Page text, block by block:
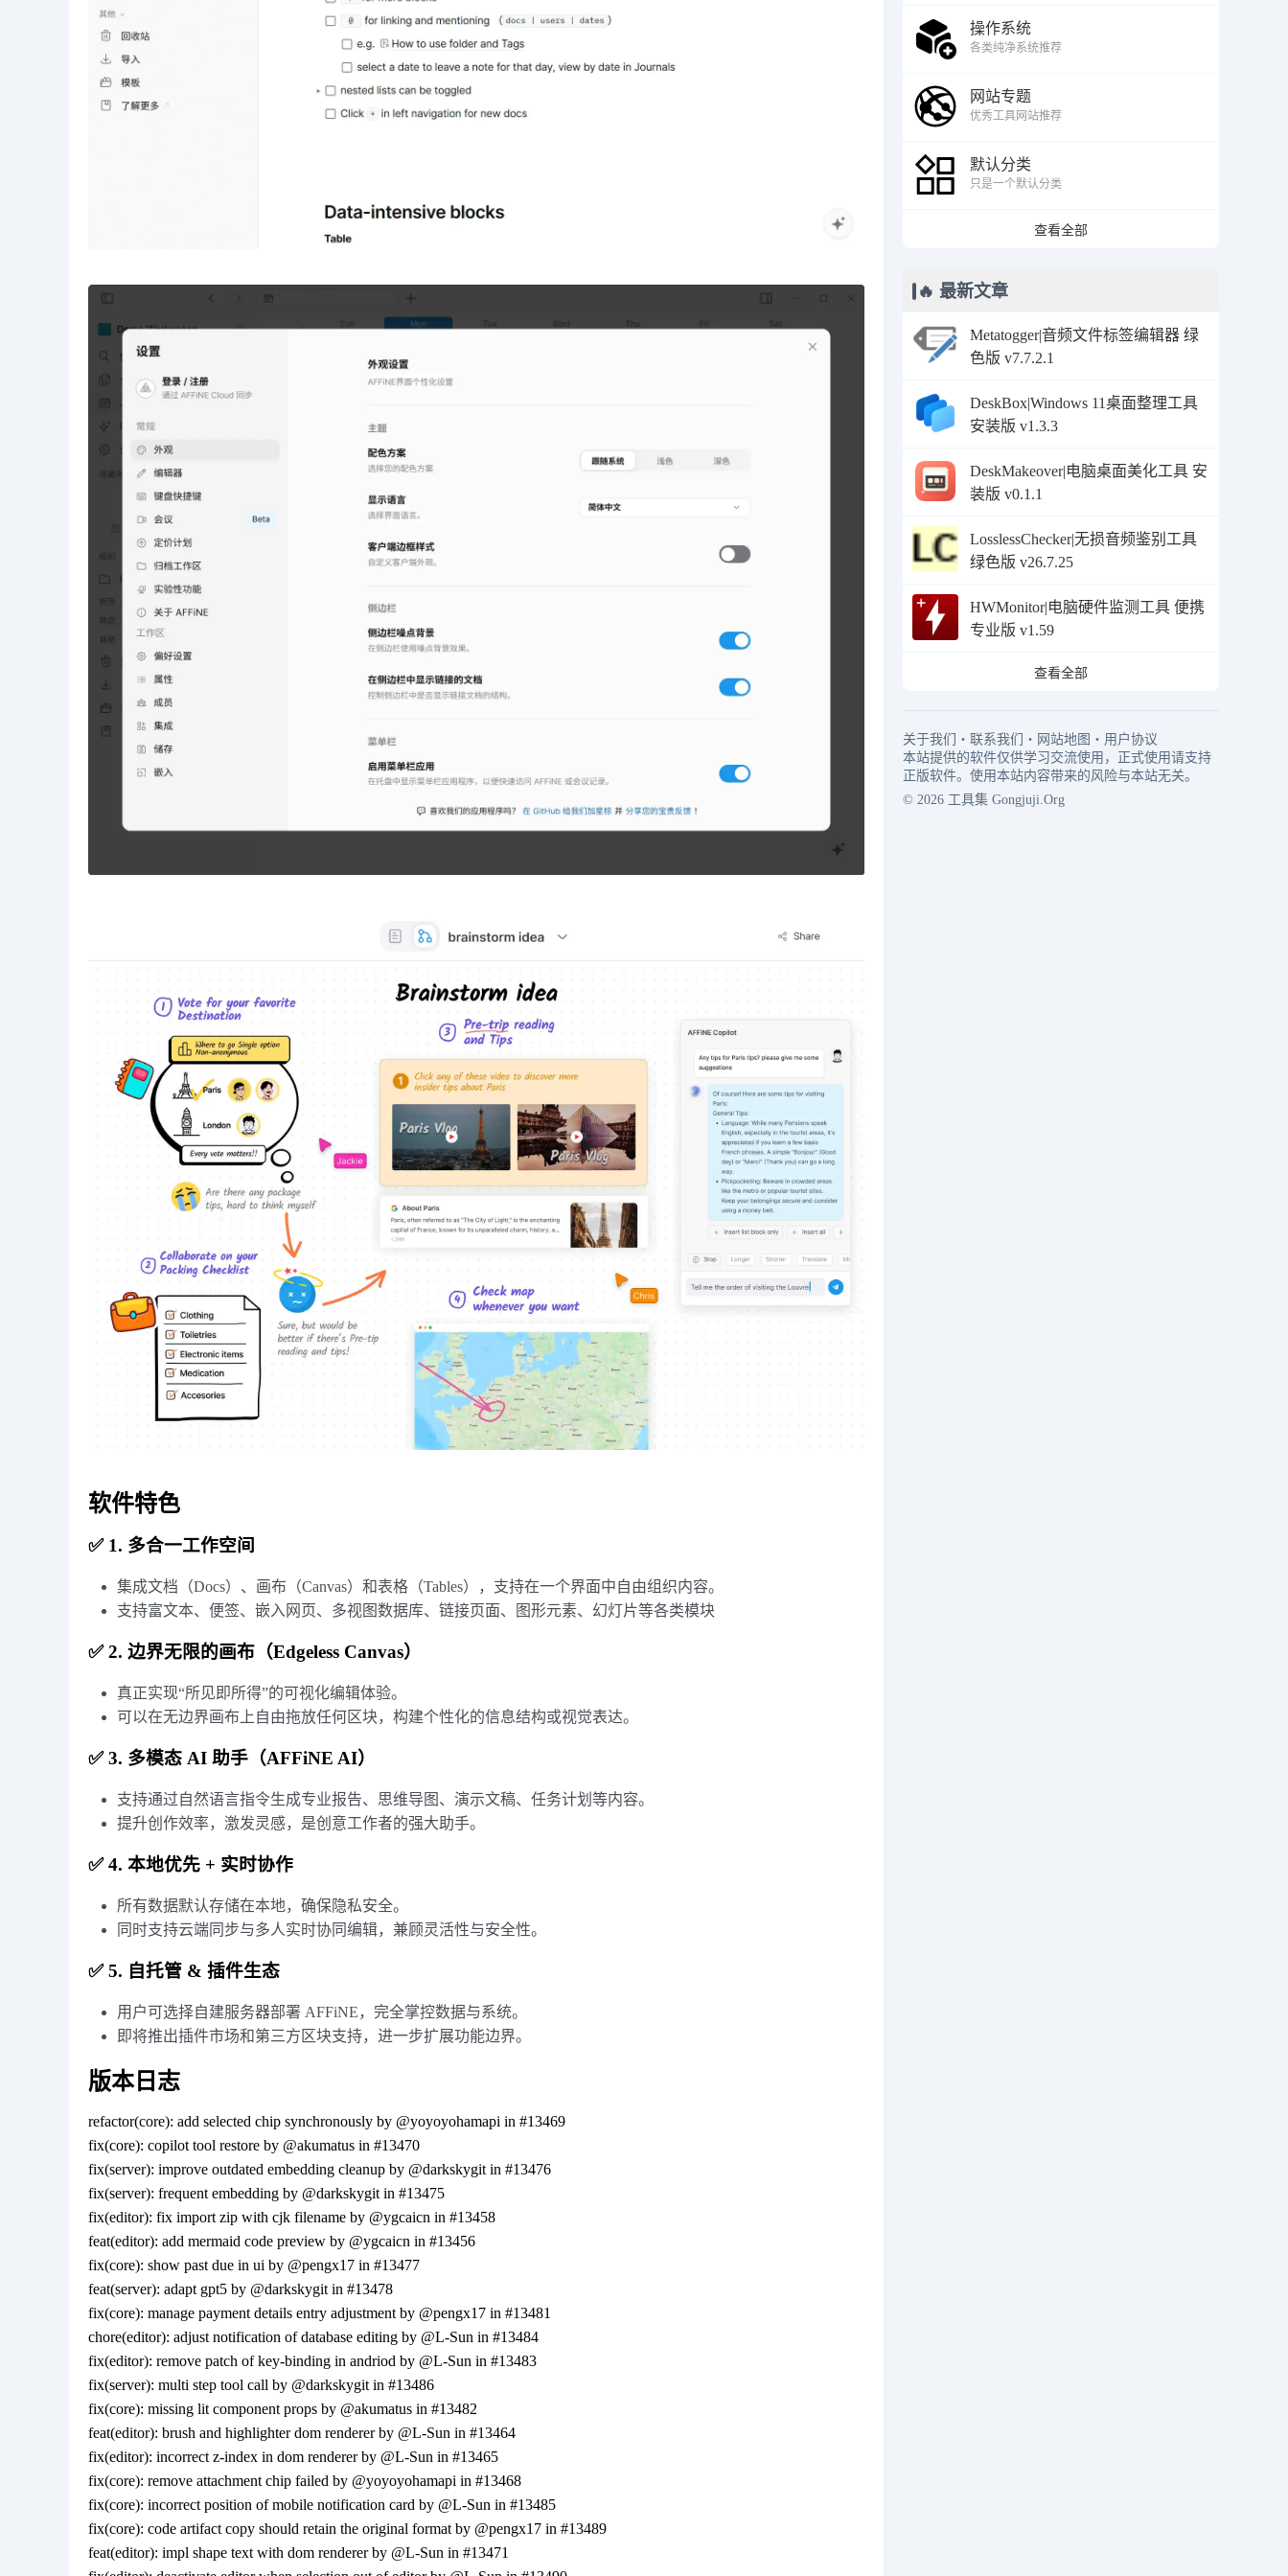
软件特色
✅ 1. 多合一工作空间
集成文档（Docs）、画布（Canvas）和表格（Tables），支持在一个界面中自由组织内容。
支持富文本、便签、嵌入网页、多视图数据库、链接页面、图形元素、幻灯片等各类模块
✅ 2. 边界无限的画布（Edgeless Canvas）
真正实现“所见即所得”的可视化编辑体验。
可以在无边界画布上自由拖放任何区块，构建个性化的信息结构或视觉表达。
✅ 3. 多模态 AI 助手（AFFiNE AI）
支持通过自然语言指令生成专业报告、思维导图、演示文稿、任务计划等内容。
提升创作效率，激发灵感，是创意工作者的强大助手。
✅ 4. 本地优先 + 实时协作
所有数据默认存储在本地，确保隐私安全。
同时支持云端同步与多人实时协同编辑，兼顾灵活性与安全性。
✅ 5. 自托管 & 插件生态
用户可选择自建服务器部署 AFFiNE，完全掌控数据与系统。
即将推出插件市场和第三方区块支持，进一步扩展功能边界。
版本日志
refactor(core): add selected chip synchronously by @yoyoyohamapi in #13469
fix(core): copilot tool restore by @akumatus in #13470
fix(server): improve outdated embedding cleanup by @darkskygit in #13476
fix(server): frequent embedding by @darkskygit in #13475
fix(editor): fix import zip with cjk filename by @ygcaicn in #13458
feat(editor): add mermaid code preview by @ygcaicn in #13456
fix(core): show past due in ui by @pengx17 in #13477
feat(server): adapt gpt5 by @darkskygit in #13478
fix(core): manage payment details entry adjustment by @pengx17 in #13481
chore(editor): adjust notification of database editing by @L-Sun in #13484
fix(editor): remove patch of key-binding in andriod by @L-Sun in #13483
fix(server): multi step tool call by @darkskygit in #13486
fix(core): missing lit component props by @akumatus in #13482
feat(editor): brush and highlighter dom renderer by @L-Sun in #13464
fix(editor): incorrect z-index in dom renderer by @L-Sun in #13465
fix(core): remove attachment chip failed by @yoyoyohamapi in #13468
fix(core): incorrect position of mobile notification card by @L-Sun in #13485
fix(core): code artifact copy should retain the original format by @pengx17 in #13489
feat(editor): impl shape text with dom renderer by @L-Sun in #13471
操作系统
各类纯净系统推荐
网站专题
优秀工具网站推荐
默认分类
只是一个默认分类
查看全部
🔥 最新文章
Metatogger|音频文件标签编辑器 绿
色版 v7.7.2.1
DeskBox|Windows 11桌面整理工具
安装版 v1.3.3
DeskMakeover|电脑桌面美化工具 安
装版 v0.1.1
LosslessChecker|无损音频鉴别工具
绿色版 v26.7.25
HWMonitor|电脑硬件监测工具 便携
专业版 v1.59
查看全部
关于我们 ・ 联系我们 ・ 网站地图 ・ 用户协议
本站提供的软件仅供学习交流使用，正式使用请支持
正版软件。使用本站内容带来的风险与本站无关。
© 2026 工具集 Gongjuji.Org